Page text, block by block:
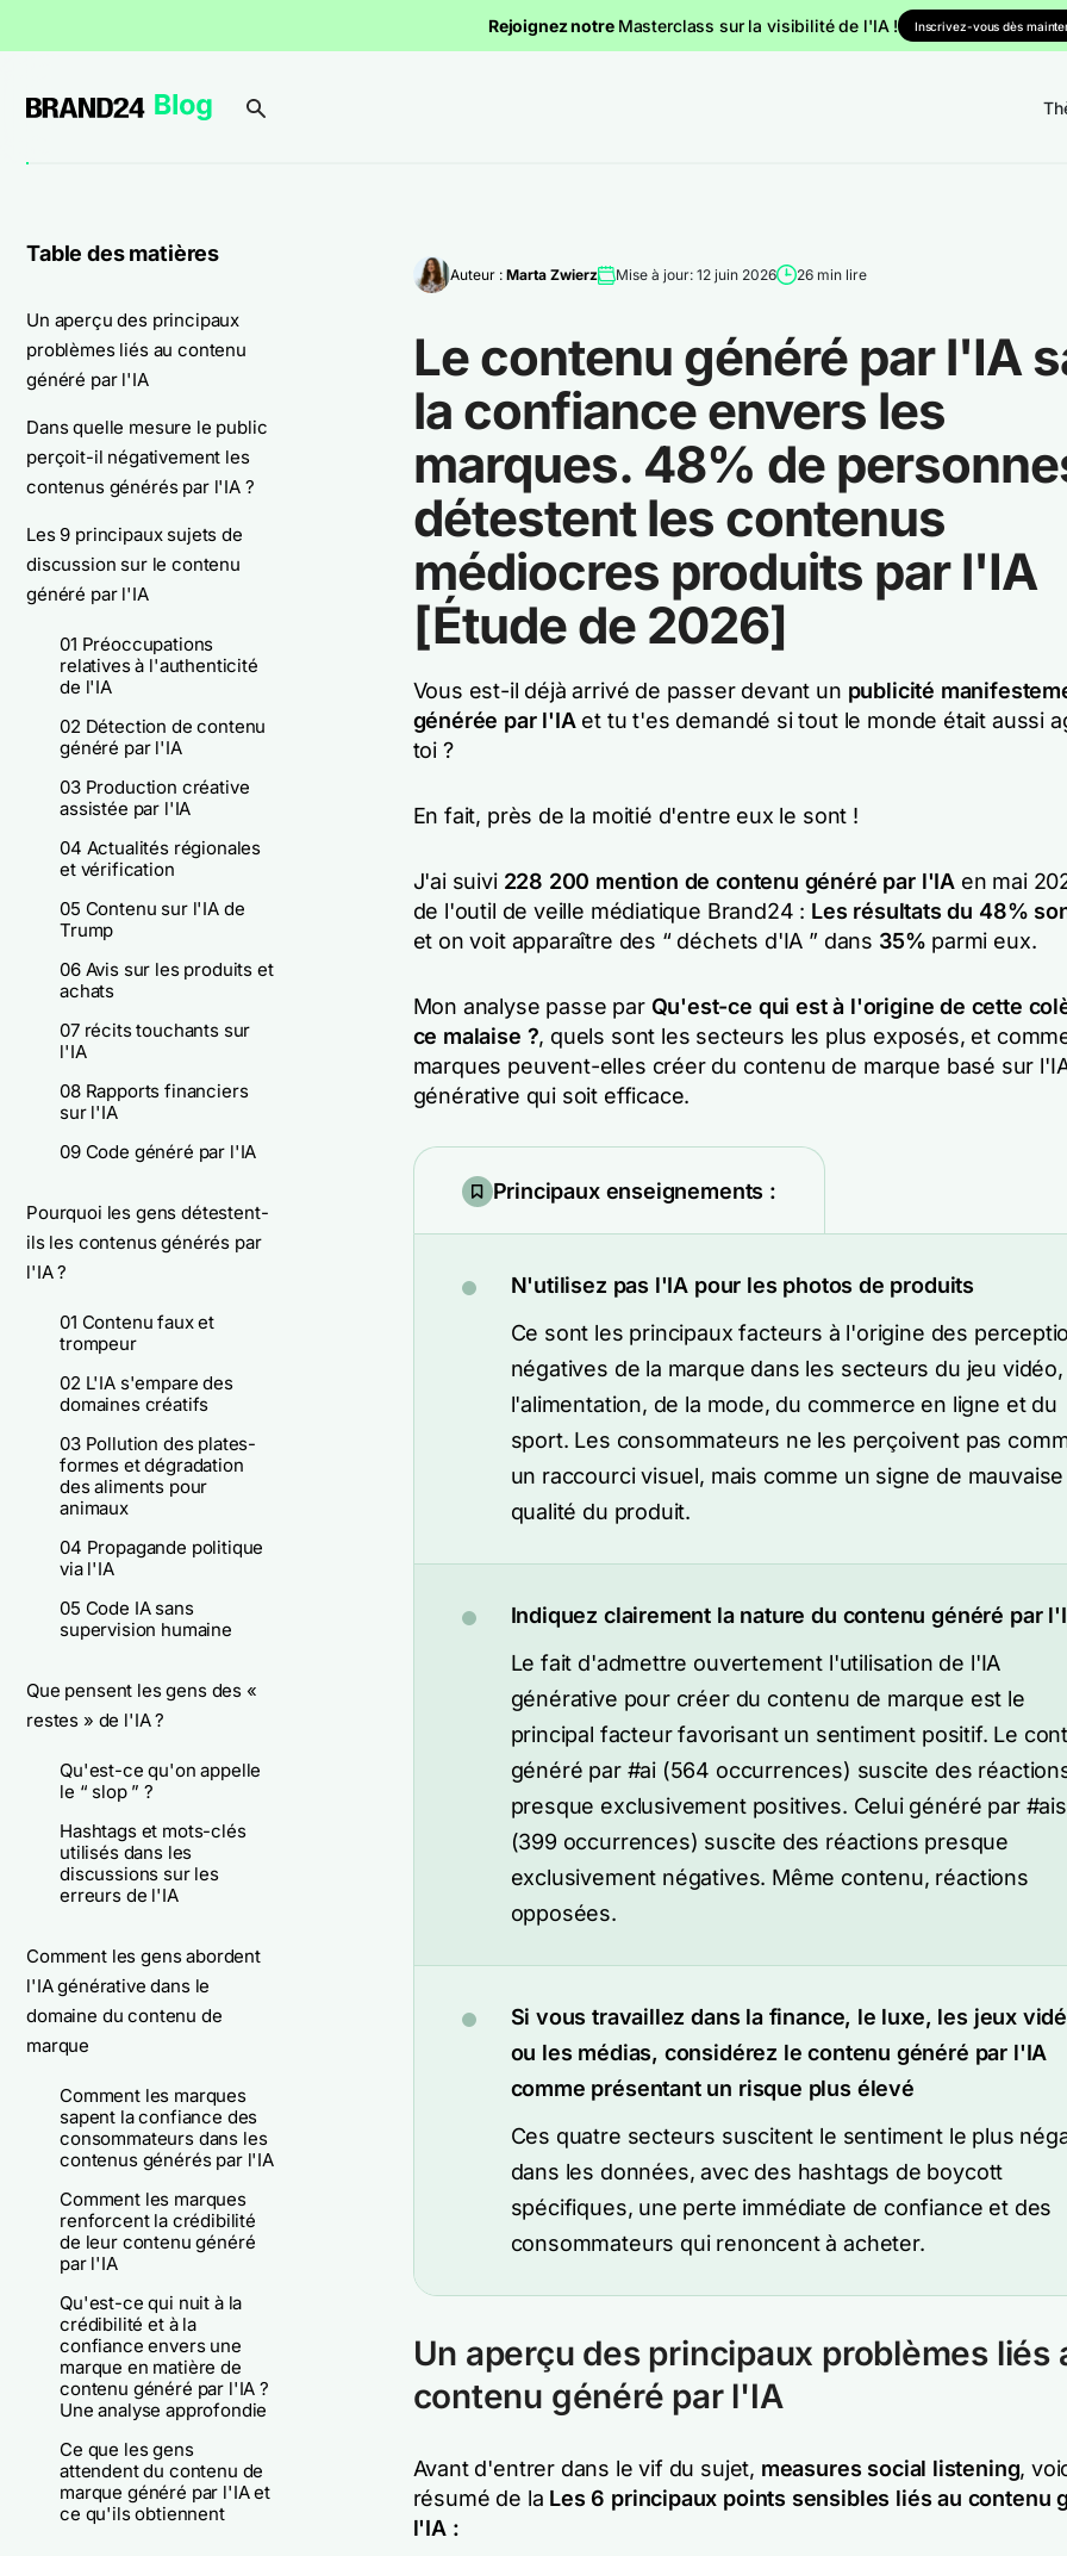
Rejoignez notre Masterclass sur la visibilité de l'IA ! Inscrivez-vous dès
Table des matières
Un aperçu des principaux
problèmes liés au contenu
généré par l'IA
Dans quelle mesure le public
perçoit-il négativement les
contenus générés par l'IA ?
Les 9 principaux sujets de
discussion sur le contenu
généré par l'IA
01 Préoccupations
relatives à l'authenticité
de l'IA
02 Détection de contenu
généré par l'IA
03 Production créative
assistée par l'IA
04 Actualités régionales
et vérification
05 Contenu sur l'IA de
Trump
06 Avis sur les produits et
achats
07 récits touchants sur
l'IA
08 Rapports financiers
sur l'IA
09 Code généré par l'IA
Pourquoi les gens détestent-
ils les contenus générés par
l'IA ?
01 Contenu faux et
trompeur
02 L'IA s'empare des
domaines créatifs
03 Pollution des plates-
formes et dégradation
des aliments pour
animaux
04 Propagande politique
via l'IA
05 Code IA sans
supervision humaine
Que pensent les gens des «
restes » de l'IA ?
Qu'est-ce qu'on appelle
le “ slop ” ?
Hashtags et mots-clés
utilisés dans les
discussions sur les
erreurs de l'IA
Comment les gens abordent
l'IA générative dans le
domaine du contenu de
marque
Comment les marques
sapent la confiance des
consommateurs dans les
contenus générés par l'IA
Comment les marques
renforcent la crédibilité
de leur contenu généré
par l'IA
Qu'est-ce qui nuit à la
crédibilité et à la
confiance envers une
marque en matière de
contenu généré par l'IA ?
Une analyse approfondie
Ce que les gens
attendent du contenu de
marque généré par l'IA et
ce qu'ils obtiennent
Auteur : Marta Zwierz Mise à jour: 12 juin 2026 26 min lire
Le contenu généré par l'IA
la confiance envers les
marques. 48% de
détestent les contenus
médiocres produits par l'IA
[Étude de 2026]
Vous est-il déjà arrivé de passer devant un publicité
générée par l'IA et tu t'es demandé si tout le monde était aussi
toi ?
En fait, près de la moitié d'entre eux le sont !
J'ai suivi 228 200 mention de contenu généré par l'IAen mai
de l'outil de veille médiatique Brand24 : Les résultats du 48%
et on voit apparaître des “ déchets d'IA ” dans 35% parmi eux.
Mon analyse passe par Qu'est-ce qui est à l'origine de cette
ce malaise ?, quels sont les secteurs les plus exposés, et
marques peuvent-elles créer du contenu de marque basé sur
générative qui soit efficace.
Principaux enseignements :
N'utilisez pas l'IA pour les photos de produits
Ce sont les principaux facteurs à l'origine des
négatives de la marque dans les secteurs du jeu vidéo,
l'alimentation, de la mode, du commerce en ligne et du
sport. Les consommateurs ne les perçoivent pas
un raccourci visuel, mais comme un signe de mauvaise
qualité du produit.
Indiquez clairement la nature du contenu généré par
Le fait d'admettre ouvertement l'utilisation de l'IA
générative pour créer du contenu de marque est le
principal facteur favorisant un sentiment positif. Le
généré par #ai (564 occurrences) suscite des
presque exclusivement positives. Celui généré par
(399 occurrences) suscite des réactions presque
exclusivement négatives. Même contenu, réactions
opposées.
Si vous travaillez dans la finance, le luxe, les jeux
ou les médias, considérez le contenu généré par l'IA
comme présentant un risque plus élevé
Ces quatre secteurs suscitent le sentiment le plus
dans les données, avec des hashtags de boycott
spécifiques, une perte immédiate de confiance et des
consommateurs qui renoncent à acheter.
Un aperçu des principaux problèmes liés
contenu généré par l'IA
Avant d'entrer dans le vif du sujet, measures social listening,
résumé de la Les 6 principaux points sensibles liés au contenu
l'IA :